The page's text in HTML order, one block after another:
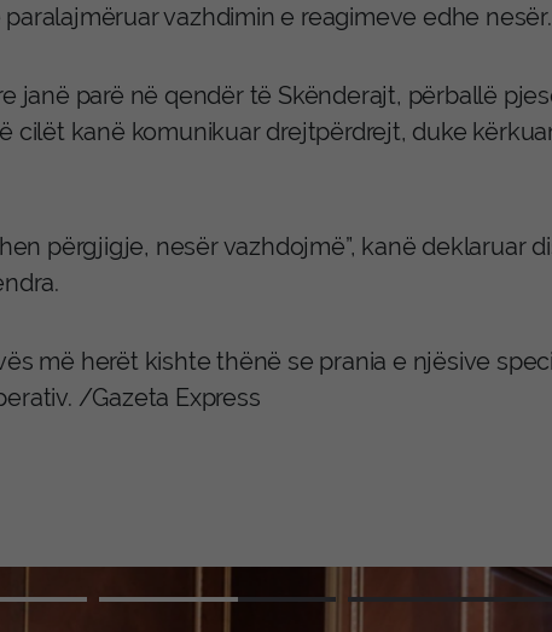
vazhdimin e reagimeve edhe nesër.
janë parë në qendër të Skënderajt, përballë
cilët kanë komunikuar drejtpërdrejt, duke
përgjigje, nesër vazhdojmë”, kanë deklaruar
më herët kishte thënë se prania e njësive
/Gazeta Express